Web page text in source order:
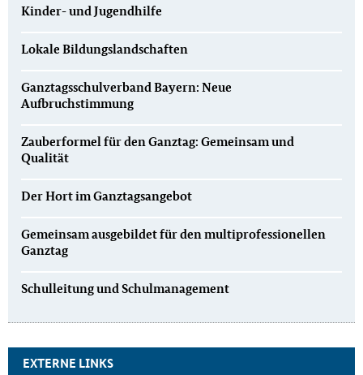
Kinder- und Jugendhilfe
Lokale Bildungslandschaften
Ganztagsschulverband Bayern: Neue
Aufbruchstimmung
Zauberformel für den Ganztag: Gemeinsam und
Qualität
Der Hort im Ganztagsangebot
Gemeinsam ausgebildet für den multiprofessionellen
Ganztag
Schulleitung und Schulmanagement
EXTERNE LINKS